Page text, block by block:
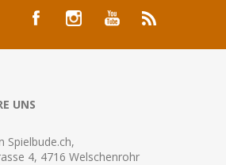
UNS
Spielbude.ch,
4, 4716 Welschenrohr